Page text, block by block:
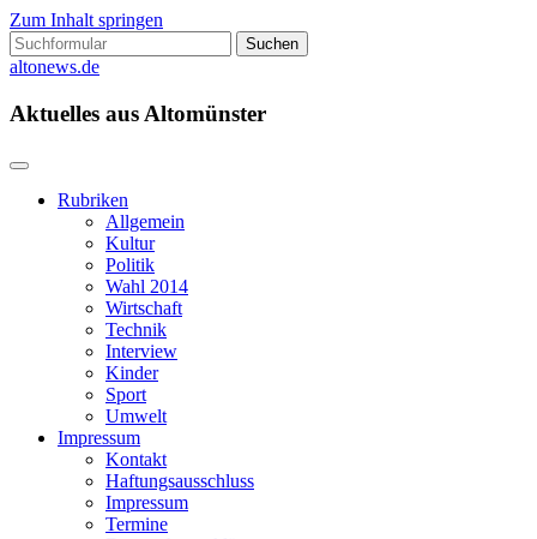
Zum Inhalt springen
Suchen
nach:
altonews.de
Aktuelles aus Altomünster
Rubriken
Allgemein
Kultur
Politik
Wahl 2014
Wirtschaft
Technik
Interview
Kinder
Sport
Umwelt
Impressum
Kontakt
Haftungsausschluss
Impressum
Termine